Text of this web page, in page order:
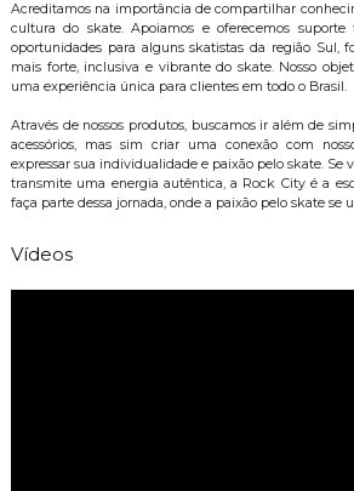
Acreditamos na importância de compartilhar
cultura do skate. Apoiamos e oferecemos suporte
oportunidades para alguns skatistas da região Sul,
mais forte, inclusiva e vibrante do skate. Nosso
uma experiência única para clientes em todo o Brasil.
Através de nossos produtos, buscamos ir além de
acessórios, mas sim criar uma conexão com
expressar sua individualidade e paixão pelo skate. Se
transmite uma energia autêntica, a Rock City é a
faça parte dessa jornada, onde a paixão pelo skate se
Vídeos